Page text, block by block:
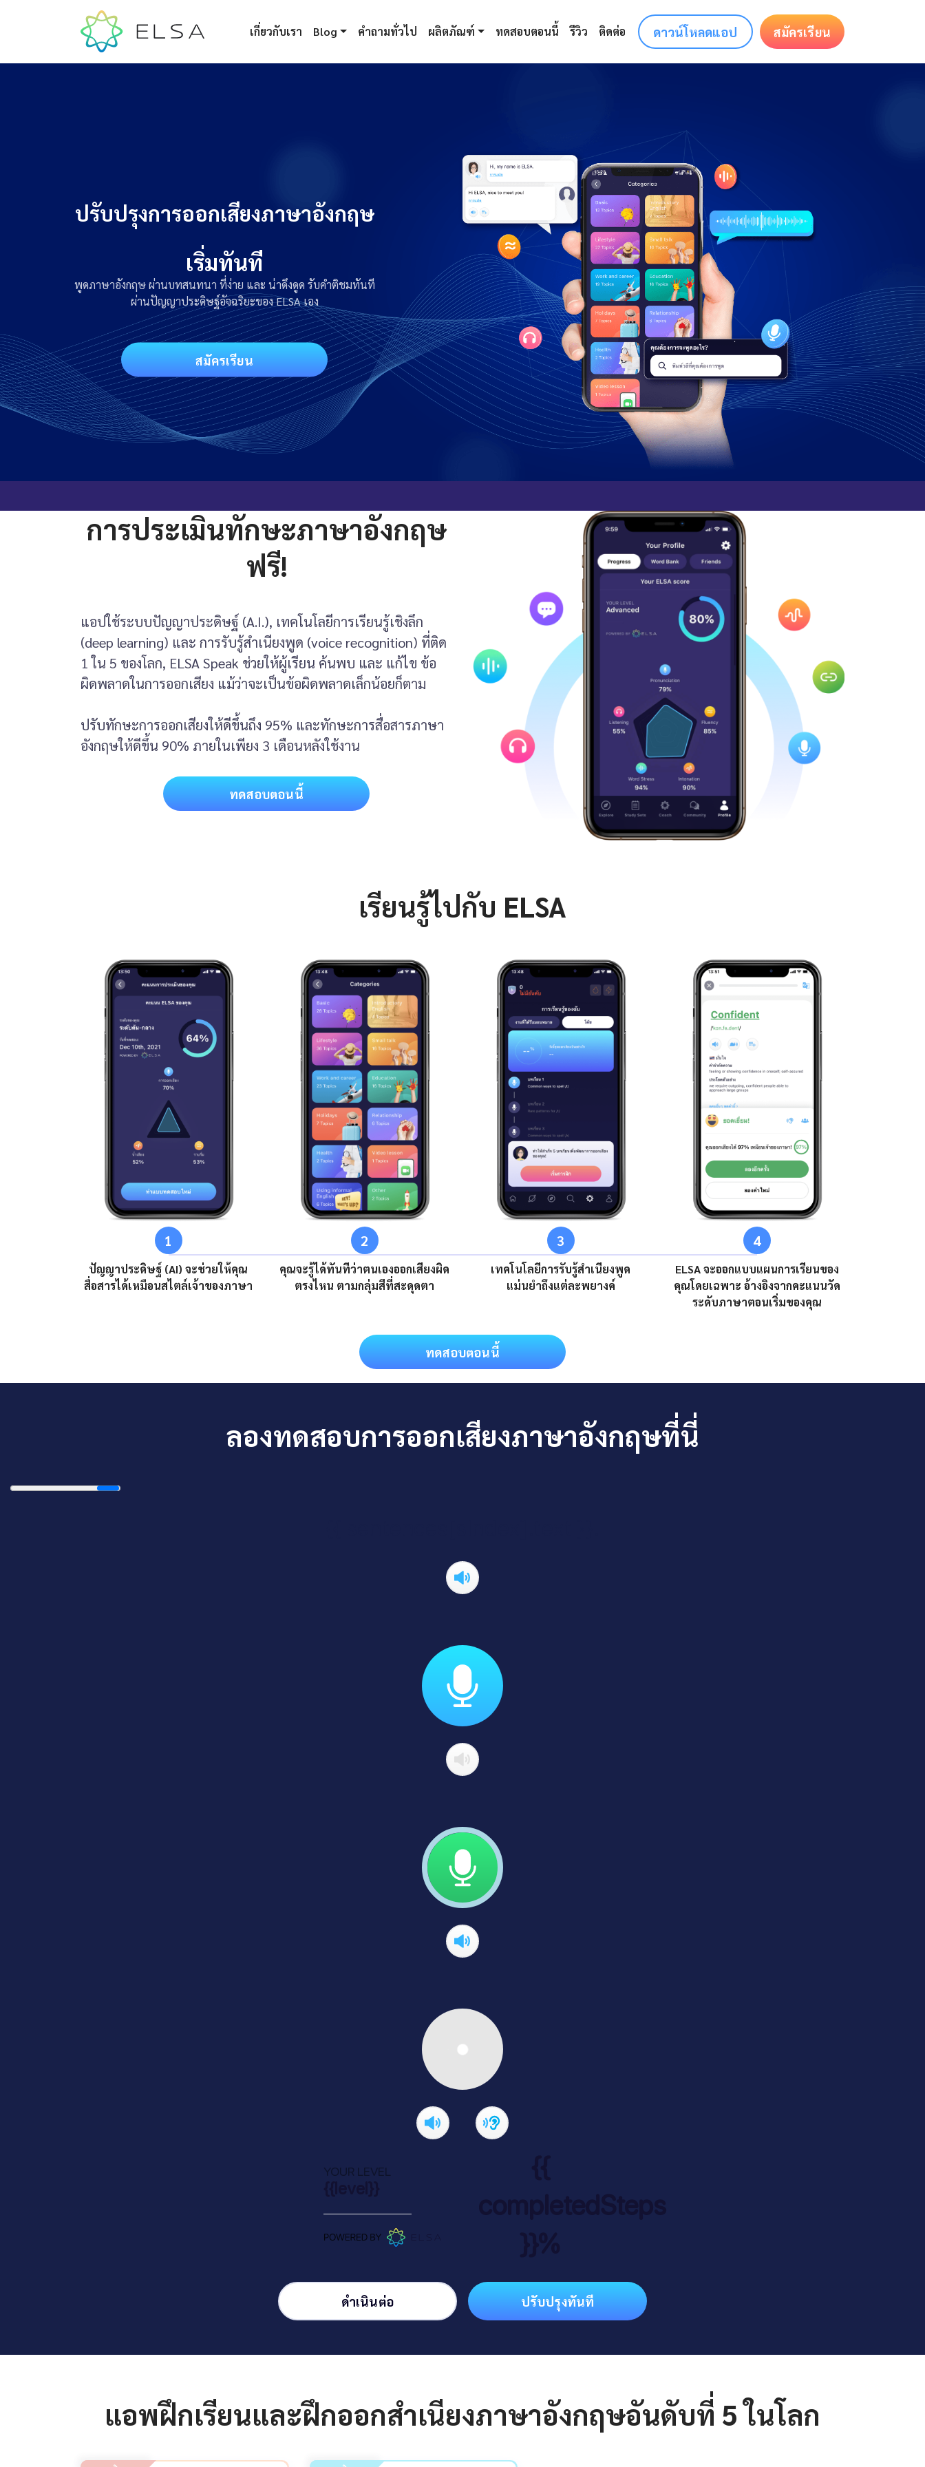
เกี่ยวกับเรา Blog คำถามทั่วไป ผลิตภัณฑ์ ทดสอบตอนนี้ รีวิว ติดต่อ ดาวน์โหลดแอป สมัครเรียน
ปรับปรุงการออกเสียงภาษาอังกฤษ
เริ่มทันที
พูดภาษาอังกฤษ ผ่านบทสนทนา ที่ง่าย และ น่าดึงดูด รับคำติชมทันที
ผ่านปัญญาประดิษฐ์อัจฉริยะของ ELSA เอง
สมัครเรียน
การประเมินทักษะภาษาอังกฤษ
ฟรี!
แอปใช้ระบบปัญญาประดิษฐ์ (A.I.), เทคโนโลยีการเรียนรู้เชิงลึก
(deep learning) และ การรับรู้สำเนียงพูด (voice recognition) ที่ติด
1 ใน 5 ของโลก, ELSA Speak ช่วยให้ผู้เรียน ค้นพบ และ แก้ไข ข้อ
ผิดพลาดในการออกเสียง แม้ว่าจะเป็นข้อผิดพลาดเล็กน้อยก็ตาม
ปรับทักษะการออกเสียงให้ดีขึ้นถึง 95% และทักษะการสื่อสารภาษา
อังกฤษให้ดีขึ้น 90% ภายในเพียง 3 เดือนหลังใช้งาน
ทดสอบตอนนี้
เรียนรู้ไปกับ ELSA
1
ปัญญาประดิษฐ์ (AI) จะช่วยให้คุณ
สื่อสารได้เหมือนสไตล์เจ้าของภาษา
2
คุณจะรู้ได้ทันทีว่าตนเองออกเสียงผิด
ตรงไหน ตามกลุ่มสีที่สะดุดตา
3
เทคโนโลยีการรับรู้สำเนียงพูด
แม่นยำถึงแต่ละพยางค์
4
ELSA จะออกแบบแผนการเรียนของ
คุณโดยเฉพาะ อ้างอิงจากคะแนนวัด
ระดับภาษาตอนเริ่มของคุณ
ทดสอบตอนนี้
ลองทดสอบการออกเสียงภาษาอังกฤษที่นี่
YOUR LEVEL
{{level}}
{{
completedSteps
}}%
ดำเนินต่อ ปรับปรุงทันที
แอพฝึกเรียนและฝึกออกสำเนียงภาษาอังกฤษอันดับที่ 5 ในโลก